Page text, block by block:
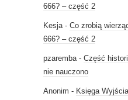
666? – część 2
Kesja- Co zrobią
666? – część 2
pzaremba- Część
nie nauczono
Anonim - Księga